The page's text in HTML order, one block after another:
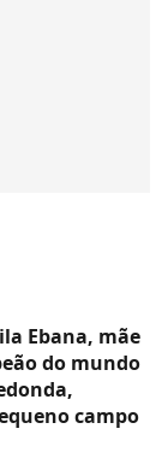
Ebana, mãe
do mundo
campo